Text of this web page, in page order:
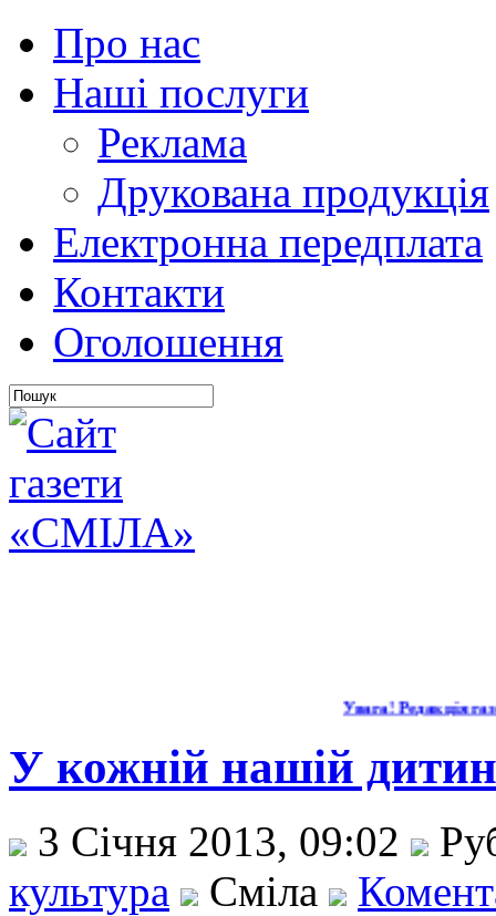
Про нас
Наші послуги
Реклама
Друкована продукція
Електронна передплата
Контакти
Оголошення
Увага! Редакція
У кожній нашій
3 Січня 2013, 09:02
культура
Сміла